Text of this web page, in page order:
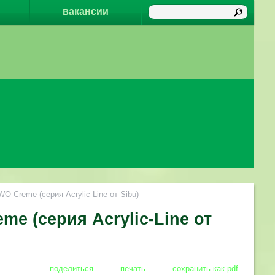
вакансии
Creme (серия Acrylic-Line от Sibu)
(серия Acrylic-Line от
поделиться печать сохранить как pdf